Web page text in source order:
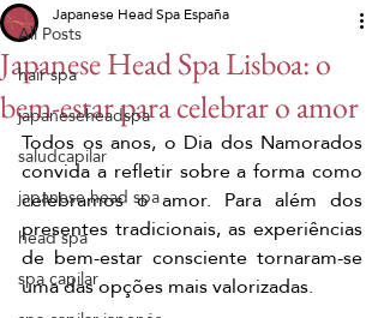
All Posts
hair spa
japaneseheadspa
saludcapilar
japanese head spa
head spa
spa capilar
Japanese Head Spa Lisboa: o
bem-estar para celebrar o amor
Japanese Head Spa España
Todos os anos, o Dia dos Namorados
convida a refletir sobre a forma como
celebramos o amor. Para além dos
presentes tradicionais, as experiências
de bem-estar consciente tornaram-se
uma das opções mais valorizadas.